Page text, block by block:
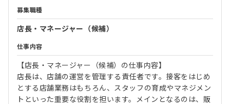
募集職種
店長・マネージャー（候補）
仕事内容
【店長・マネージャー（候補）の仕事内容】
店長は、店舗の運営を管理する責任者です。接客をはじめ
とする店舗業務はもちろん、スタッフの育成やマネジメン
トといった重要な役割を担います。メインとなるのは、販